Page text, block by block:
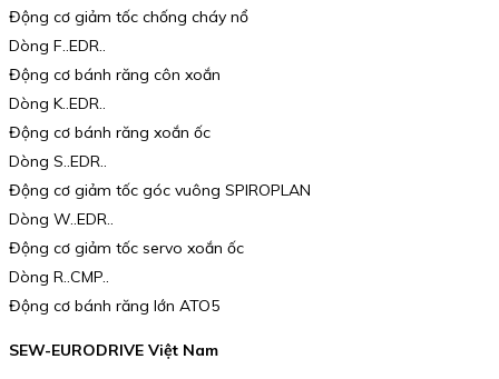
Động cơ giảm tốc chống cháy nổ
Dòng F..EDR..
Động cơ bánh răng côn xoắn
Dòng K..EDR..
Động cơ bánh răng xoắn ốc
Dòng S..EDR..
Động cơ giảm tốc góc vuông SPIROPLAN
Dòng W..EDR..
Động cơ giảm tốc servo xoắn ốc
Dòng R..CMP..
Động cơ bánh răng lớn ATO5
SEW-EURODRIVE Việt Nam